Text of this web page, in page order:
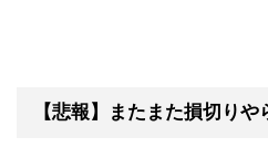
【悲報】またまた損切り